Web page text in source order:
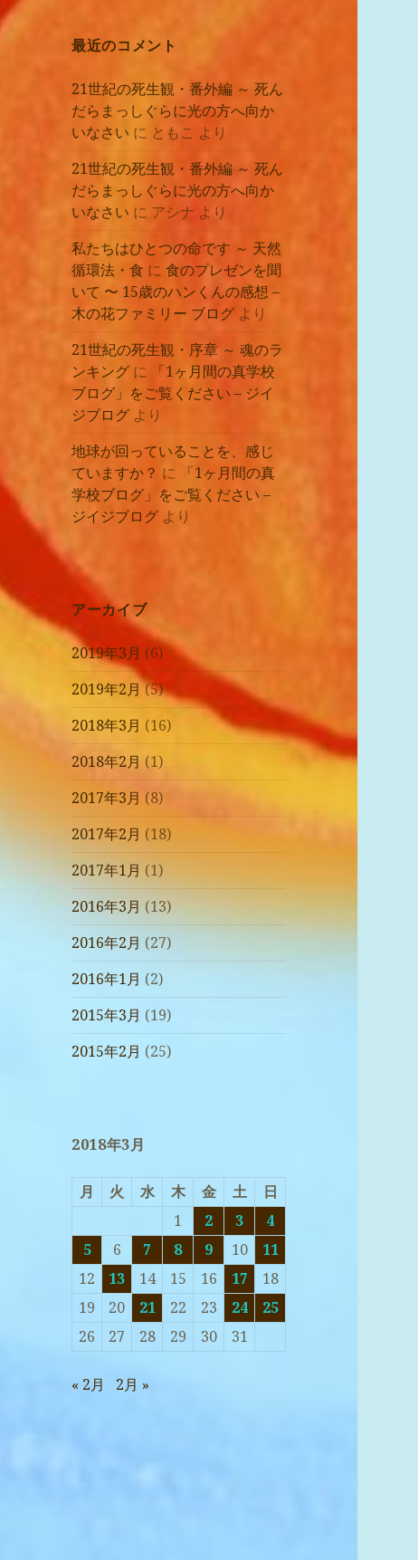
ポ
ー
ト
最近のコメント
21世紀の死生観・番外編 ～ 死ん
だらまっしぐらに光の方へ向か
いなさい に ともこ より
21世紀の死生観・番外編 ～ 死ん
だらまっしぐらに光の方へ向か
いなさい に アシナ より
私たちはひとつの命です ～ 天然
循環法・食 に食のプレゼンを聞
いて 〜 15歳のハンくんの感想 –
木の花ファミリー ブログ より
21世紀の死生観・序章 ～ 魂のラ
ンキング に
「1ヶ月間の真学校
ブログ」をご覧ください – ジイ
ジブログ より
地球が回っていることを、感じ
ていますか？ に
「1ヶ月間の真
学校ブログ」をご覧ください –
ジイジブログ より
アーカイブ
2019年3月 (6)
2019年2月(5)
2018年3月 (16)
2018年2月 (1)
2017年3月 (8)
2017年2月 (18)
2017年1月 (1)
2016年3月 (13)
2016年2月 (27)
2016年1月 (2)
2015年3月 (19)
2015年2月 (25)
2018年3月
月 火 水 木 金 土
日
1
2 3
4
5
6 7 8 9 10
11
12
13 14 15 16 17
18
19
20 21 22 23 24
25
26
27 28 29 30 31
« 2月 2月 »